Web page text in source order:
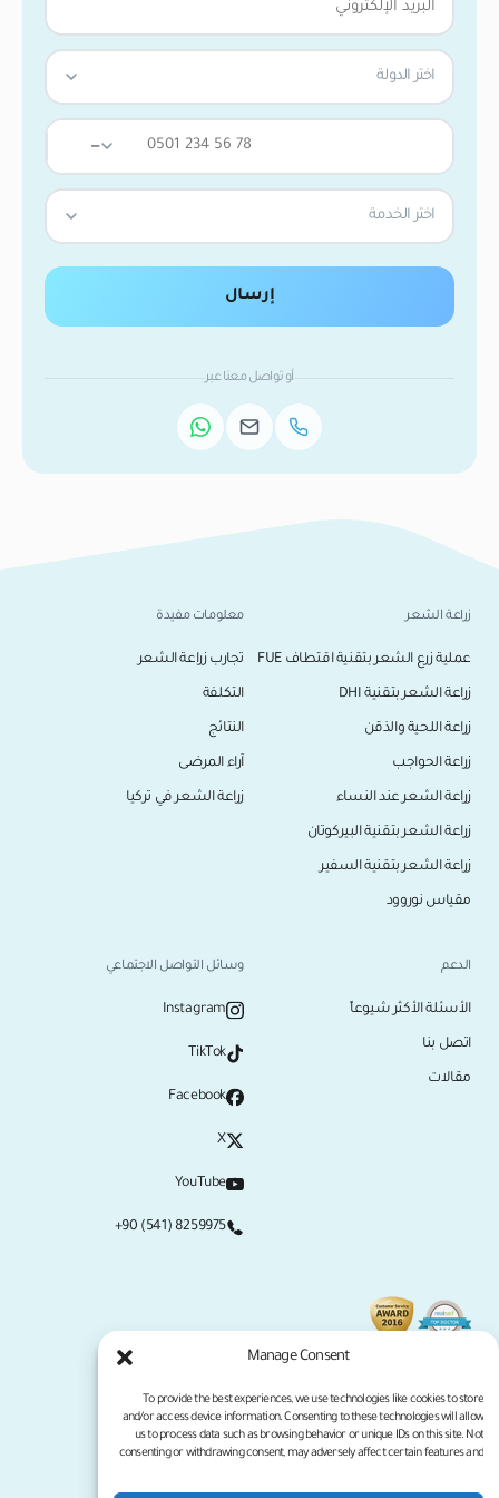
Manage Consent
To provide the best experiences, we use technologies like cookies to store
and/or access device information. Consenting to these technologies will allow
us to process data such as browsing behavior or unique IDs on this site. Not
consenting or withdrawing consent, may adversely affect certain features and
اختر الدولة
—
اختر الخدمة
إرسال
أو تواصل معنا عبر
زراعة الشعر
عملية زرع الشعر بتقنية اقتطاف FUE
زراعة الشعر بتقنية DHI
زراعة اللحية والذقن
زراعة الحواجب
زراعة الشعر عند النساء
زراعة الشعر بتقنية البيركوتان
زراعة الشعر بتقنية السفير
مقياس نوروود
معلومات مفيدة
تجارب زراعة الشعر
التكلفة
النتائج
آراء المرضى
زراعة الشعر في تركيا
الدعم
الأسئلة الأكثر شيوعاً
اتصل بنا
مقالات
وسائل التواصل الاجتماعي
Instagram
TikTok
Facebook
X
YouTube
+90 (541) 8259975